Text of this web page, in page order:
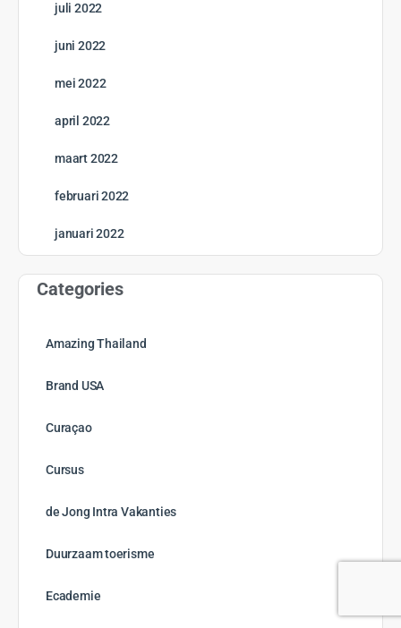
juli 2022
juni 2022
mei 2022
april 2022
maart 2022
februari 2022
januari 2022
Categories
Amazing Thailand
Brand USA
Curaçao
Cursus
de Jong Intra Vakanties
Duurzaam toerisme
Ecademie